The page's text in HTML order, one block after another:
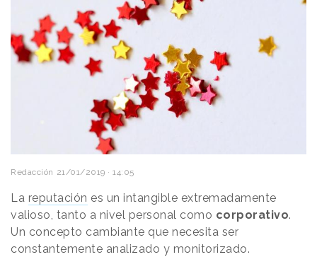
Redacción 21/01/2019 · 14:05
La reputación es un intangible extremadamente
valioso, tanto a nivel personal como corporativo.
Un concepto cambiante que necesita ser
constantemente analizado y monitorizado.